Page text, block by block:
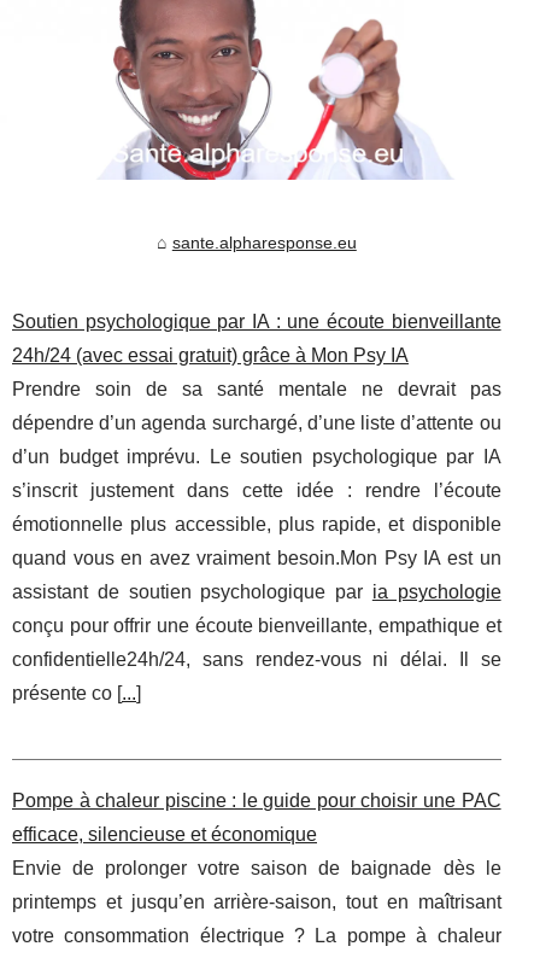
sante.alpharesponse.eu
Soutien psychologique par IA : une écoute bienveillante
24h/24 (avec essai gratuit) grâce à Mon Psy IA
Prendre soin de sa santé mentale ne devrait pas
dépendre d’un agenda surchargé, d’une liste d’attente ou
d’un budget imprévu. Le soutien psychologique par IA
s’inscrit justement dans cette idée : rendre l’écoute
émotionnelle plus accessible, plus rapide, et disponible
quand vous en avez vraiment besoin.Mon Psy IA est un
assistant de soutien psychologique par ia psychologie
conçu pour offrir une écoute bienveillante, empathique et
confidentielle24h/24, sans rendez-vous ni délai. Il se
présente co [...]
Pompe à chaleur piscine : le guide pour choisir une PAC
efficace, silencieuse et économique
Envie de prolonger votre saison de baignade dès le
printemps et jusqu’en arrière-saison, tout en maîtrisant
votre consommation électrique ? La pompe à chaleur